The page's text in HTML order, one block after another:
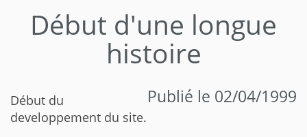
Début d'une longue
histoire
Publié le 02/04/1999
Début du
developpement du site.